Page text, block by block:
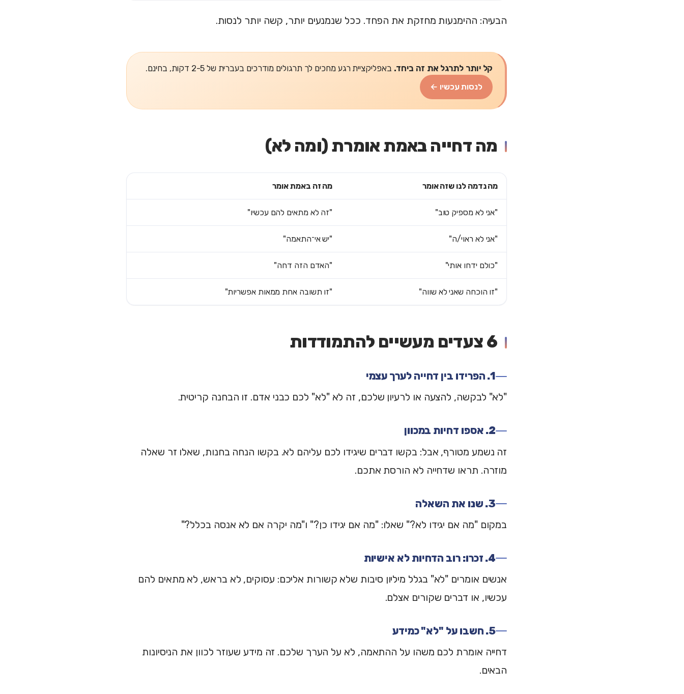
הבעיה: ההימנעות מחזקת את הפחד. ככל שנמנעים יותר, קשה יותר לנסות.
קל יותר לתרגל את זה ביחד. באפליקציית רגע מחכים לך תרגולים מודרכים בעברית של 2-5 דקות, בחינם.
לנסות עכשיו ←
מה דחייה באמת אומרת (ומה לא)
מה נדמה לנו שזה אומר מה זה באמת אומר
"אני לא מספיק טוב" "זה לא מתאים להם עכשיו"
"אני לא ראוי/ה" "יש אי־התאמה"
"כולם ידחו אותי" "האדם הזה דחה"
"זו הוכחה שאני לא שווה" "זו תשובה אחת ממאות אפשריות"
6 צעדים מעשיים להתמודדות
1. הפרידו בין דחייה לערך עצמי
"לא" לבקשה, להצעה או לרעיון שלכם, זה לא "לא" לכם כבני אדם. זו הבחנה קריטית.
2. אספו דחיות במכוון
זה נשמע מטורף, אבל: בקשו דברים שיגידו לכם עליהם לא. בקשו הנחה בחנות, שאלו זר שאלה
מוזרה. תראו שדחייה לא הורסת אתכם.
3. שנו את השאלה
במקום "מה אם יגידו לא?" שאלו: "מה אם יגידו כן?" ו"מה יקרה אם לא אנסה בכלל?"
4. זכרו: רוב הדחיות לא אישיות
אנשים אומרים "לא" בגלל מיליון סיבות שלא קשורות אליכם: עסוקים, לא בראש, לא מתאים להם
עכשיו, או דברים שקורים אצלם.
5. חשבו על "לא" כמידע
דחייה אומרת לכם משהו על ההתאמה, לא על הערך שלכם. זה מידע שעוזר לכוון את הניסיונות
הבאים.